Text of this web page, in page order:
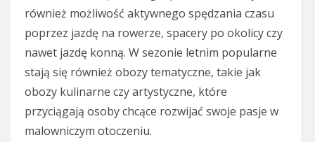
również możliwość aktywnego spędzania czasu
poprzez jazdę na rowerze, spacery po okolicy czy
nawet jazdę konną. W sezonie letnim popularne
stają się również obozy tematyczne, takie jak
obozy kulinarne czy artystyczne, które
przyciągają osoby chcące rozwijać swoje pasje w
malowniczym otoczeniu.